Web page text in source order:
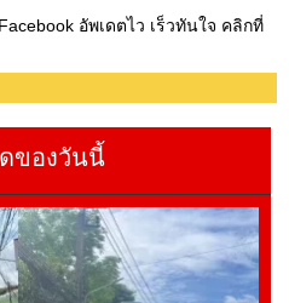
อัพเดตไว เร็วทันใจ คลิกที่
ของวันนี้